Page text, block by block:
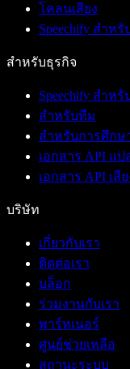
โคลนเสียง
Speechify สำห
สำหรับธุรกิจ
Speechify สำห
สำหรับทีม
สำหรับการศึกษ
เอกสาร API แ
เอกสาร API เสี
บริษัท
เกี่ยวกับเรา
ติดต่อเรา
บล็อก
ร่วมงานกับเรา
พาร์ทเนอร์
ศูนย์ช่วยเหลือ
สถานะระบบ